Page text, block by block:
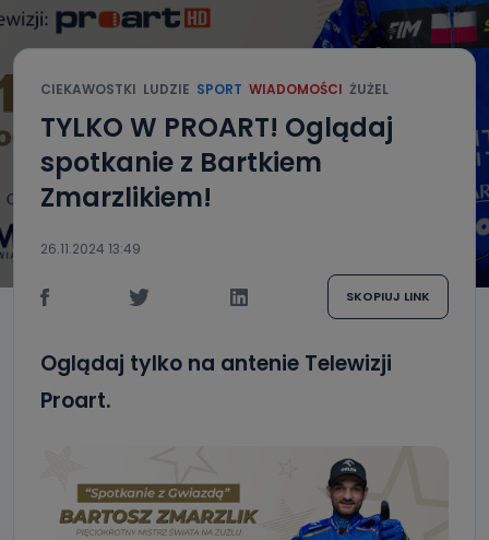
CIEKAWOSTKI LUDZIE SPORT WIADOMOŚCI ŻUŻEL
TYLKO W PROART! Oglądaj
spotkanie z Bartkiem
Zmarzlikiem!
26.11.2024 13:49
SKOPIUJ LINK
Oglądaj tylko na antenie Telewizji
Proart.